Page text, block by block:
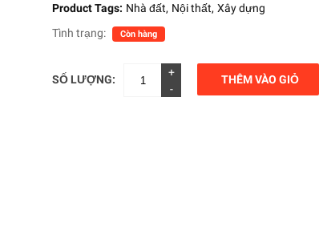
Product Tags: Nhà đất Nội thất Xây dựng
Tình trạng:
Còn hàng
SỐ LƯỢNG:
+
-
THÊM VÀO GIỎ